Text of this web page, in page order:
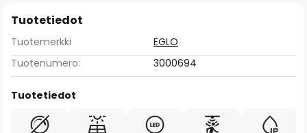
Tuotetiedot
Tuotemerkki
EGLO
Tuotenumero:
3000694
Tuotetiedot